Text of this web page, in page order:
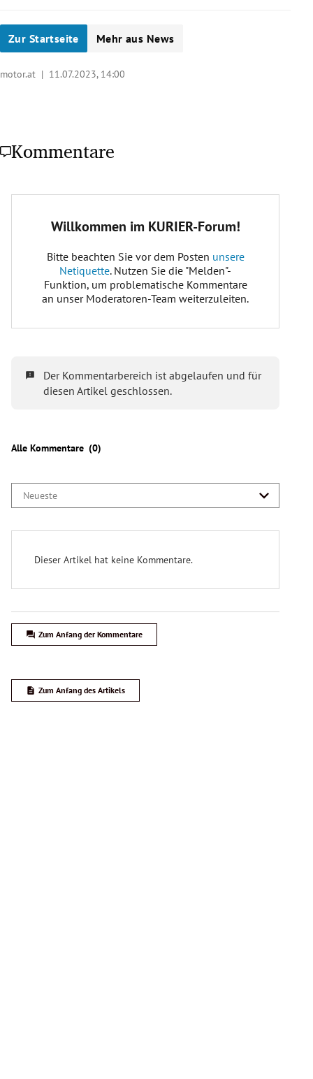
Zur Startseite Mehr aus News
motor.at | 11.07.2023, 14:00
Kommentare